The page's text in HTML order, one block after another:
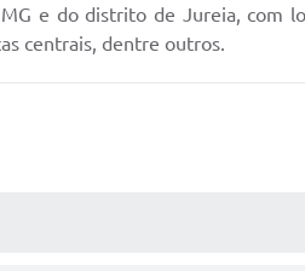
e do distrito de Jureia, com
centrais, dentre outros.